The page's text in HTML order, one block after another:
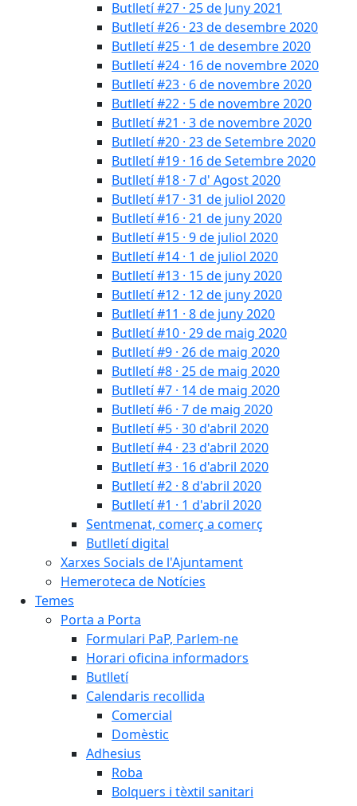
Butlletí #27 · 25 de Juny 2021
Butlletí #26 · 23 de desembre 2020
Butlletí #25 · 1 de desembre 2020
Butlletí #24 · 16 de novembre 2020
Butlletí #23 · 6 de novembre 2020
Butlletí #22 · 5 de novembre 2020
Butlletí #21 · 3 de novembre 2020
Butlletí #20 · 23 de Setembre 2020
Butlletí #19 · 16 de Setembre 2020
Butlletí #18 · 7 d' Agost 2020
Butlletí #17 · 31 de juliol 2020
Butlletí #16 · 21 de juny 2020
Butlletí #15 · 9 de juliol 2020
Butlletí #14 · 1 de juliol 2020
Butlletí #13 · 15 de juny 2020
Butlletí #12 · 12 de juny 2020
Butlletí #11 · 8 de juny 2020
Butlletí #10 · 29 de maig 2020
Butlletí #9 · 26 de maig 2020
Butlletí #8 · 25 de maig 2020
Butlletí #7 · 14 de maig 2020
Butlletí #6 · 7 de maig 2020
Butlletí #5 · 30 d'abril 2020
Butlletí #4 · 23 d'abril 2020
Butlletí #3 · 16 d'abril 2020
Butlletí #2 · 8 d'abril 2020
Butlletí #1 · 1 d'abril 2020
Sentmenat, comerç a comerç
Butlletí digital
Xarxes Socials de l'Ajuntament
Hemeroteca de Notícies
Temes
Porta a Porta
Formulari PaP, Parlem-ne
Horari oficina informadors
Butlletí
Calendaris recollida
Comercial
Domèstic
Adhesius
Roba
Bolquers i tèxtil sanitari